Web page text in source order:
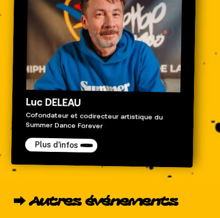
Luc DELEAU
Cofondateur et codirecteur artistique du
Summer Dance Forever
Plus d'infos
⮕ Autres événements